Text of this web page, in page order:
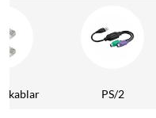
PS/2